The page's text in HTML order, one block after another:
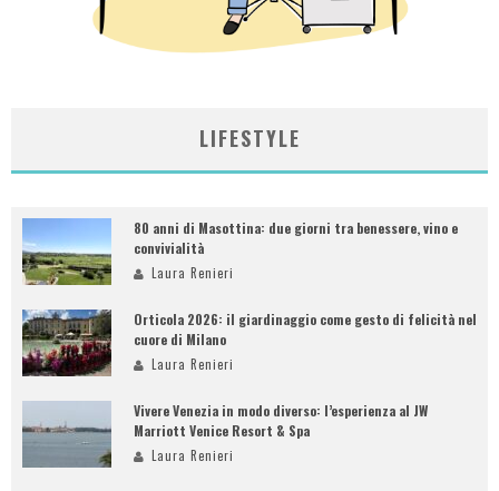
LIFESTYLE
80 anni di Masottina: due giorni tra benessere, vino e
convivialità
Laura Renieri
Orticola 2026: il giardinaggio come gesto di felicità nel
cuore di Milano
Laura Renieri
Vivere Venezia in modo diverso: l’esperienza al JW
Marriott Venice Resort & Spa
Laura Renieri